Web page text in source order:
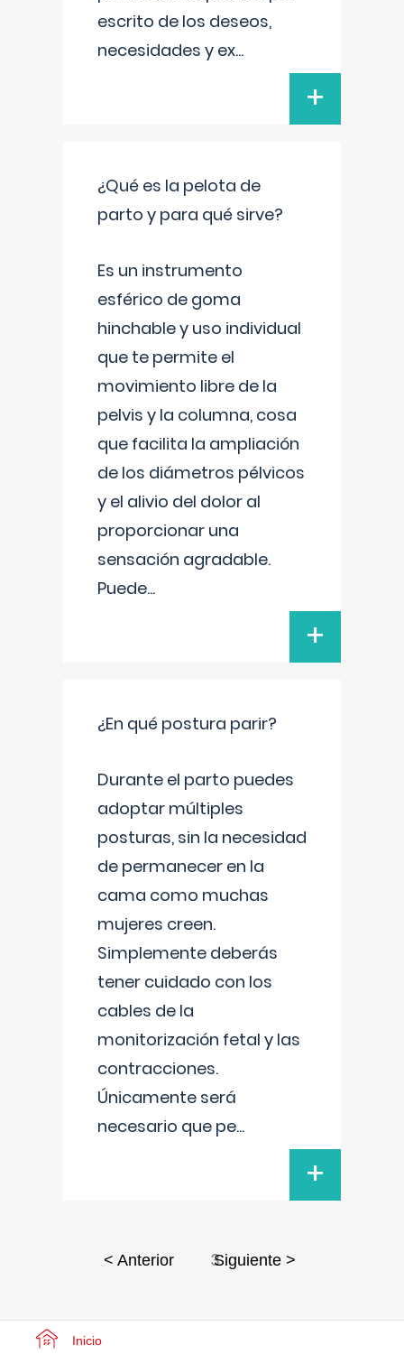
escrito de los deseos,
necesidades y ex...
+
¿Qué es la pelota de
parto y para qué sirve?
Es un instrumento
esférico de goma
hinchable y uso individual
que te permite el
movimiento libre de la
pelvis y la columna, cosa
que facilita la ampliación
de los diámetros pélvicos
y el alivio del dolor al
proporcionar una
sensación agradable.
Puede...
+
¿En qué postura parir?
Durante el parto puedes
adoptar múltiples
posturas, sin la necesidad
de permanecer en la
cama como muchas
mujeres creen.
Simplemente deberás
tener cuidado con los
cables de la
monitorización fetal y las
contracciones.
Únicamente será
necesario que pe...
+
< Anterior 3Siguiente >
Inicio